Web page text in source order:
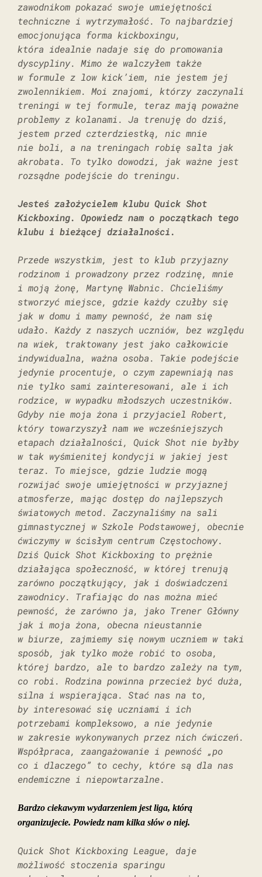
zawodnikom pokazać swoje umiejętności
techniczne i wytrzymałość. To najbardziej
emocjonująca forma kickboxingu,
która idealnie nadaje się do promowania
dyscypliny. Mimo że walczyłem także
w formule z low kick’iem, nie jestem jej
zwolennikiem. Moi znajomi, którzy zaczynali
treningi w tej formule, teraz mają poważne
problemy z kolanami. Ja trenuję do dziś,
jestem przed czterdziestką, nic mnie
nie boli, a na treningach robię salta jak
akrobata. To tylko dowodzi, jak ważne jest
rozsądne podejście do treningu.
Jesteś założycielem klubu Quick Shot
Kickboxing. Opowiedz nam o początkach tego
klubu i bieżącej działalności.
Przede wszystkim, jest to klub przyjazny
rodzinom i prowadzony przez rodzinę, mnie
i moją żonę, Martynę Wabnic. Chcieliśmy
stworzyć miejsce, gdzie każdy czułby się
jak w domu i mamy pewność, że nam się
udało. Każdy z naszych uczniów, bez względu
na wiek, traktowany jest jako całkowicie
indywidualna, ważna osoba. Takie podejście
jedynie procentuje, o czym zapewniają nas
nie tylko sami zainteresowani, ale i ich
rodzice, w wypadku młodszych uczestników.
Gdyby nie moja żona i przyjaciel Robert,
który towarzyszył nam we wcześniejszych
etapach działalności, Quick Shot nie byłby
w tak wyśmienitej kondycji w jakiej jest
teraz. To miejsce, gdzie ludzie mogą
rozwijać swoje umiejętności w przyjaznej
atmosferze, mając dostęp do najlepszych
światowych metod. Zaczynaliśmy na sali
gimnastycznej w Szkole Podstawowej, obecnie
ćwiczymy w ścisłym centrum Częstochowy.
Dziś Quick Shot Kickboxing to prężnie
działająca społeczność, w której trenują
zarówno początkujący, jak i doświadczeni
zawodnicy. Trafiając do nas można mieć
pewność, że zarówno ja, jako Trener Główny
jak i moja żona, obecna nieustannie
w biurze, zajmiemy się nowym uczniem w taki
sposób, jak tylko może robić to osoba,
której bardzo, ale to bardzo zależy na tym,
co robi. Rodzina powinna przecież być duża,
silna i wspierająca. Stać nas na to,
by interesować się uczniami i ich
potrzebami kompleksowo, a nie jedynie
w zakresie wykonywanych przez nich ćwiczeń.
Współpraca, zaangażowanie i pewność „po
co i dlaczego” to cechy, które są dla nas
endemiczne i niepowtarzalne.
Bardzo ciekawym wydarzeniem jest liga, którą
organizujecie. Powiedz nam kilka słów o niej.
Quick Shot Kickboxing League, daje
możliwość stoczenia sparingu